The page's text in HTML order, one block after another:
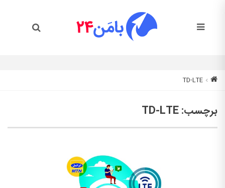
TD-LTE
برچسب:TD-LTE